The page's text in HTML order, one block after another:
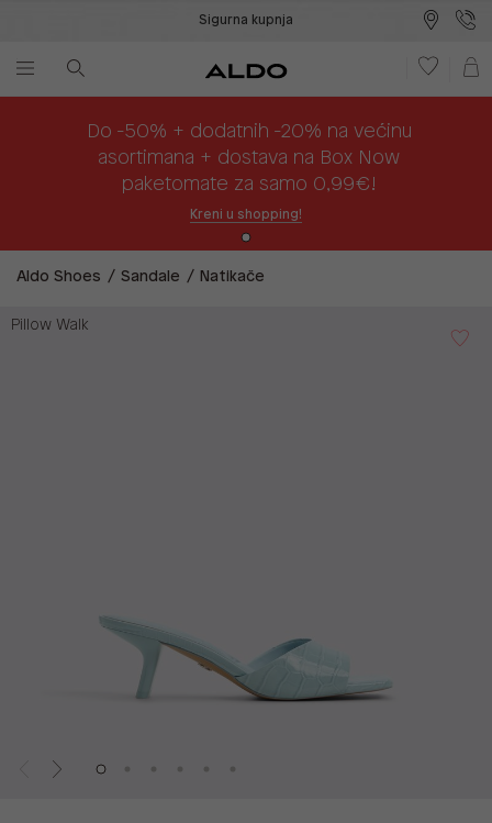
Sigurna kupnja
Do -50% + dodatnih -20% na većinu
asortimana + dostava na Box Now
paketomate za samo 0,99€!
Kreni u shopping!
Aldo Shoes Sandale Natikače
Pillow Walk